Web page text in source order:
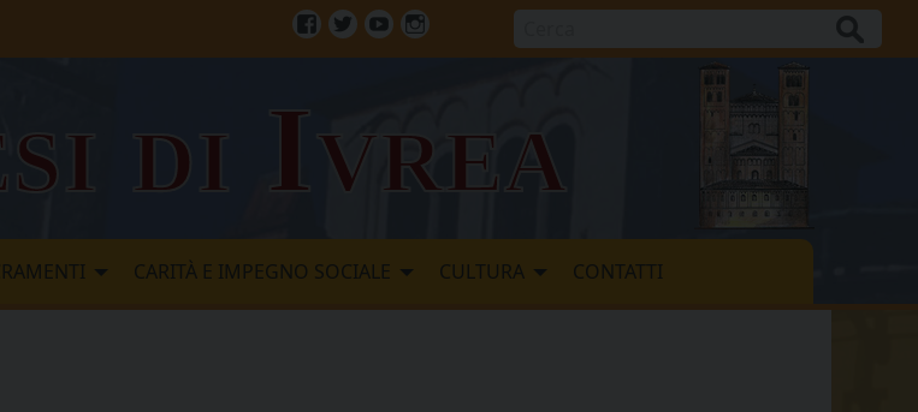
di Ivrea
CARITÀ E IMPEGNO SOCIALE CULTURA CONTATTI